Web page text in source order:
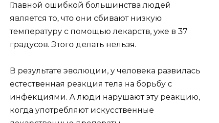
Главной ошибкой большинства людей
является то, что они сбивают низкую
температуру с помощью лекарств, уже в 37
градусов. Этого делать нельзя.
В результате эволюции, у человека развилась
естественная реакция тела на борьбу с
инфекциями. А люди нарушают эту реакцию,
когда употребляют искусственные